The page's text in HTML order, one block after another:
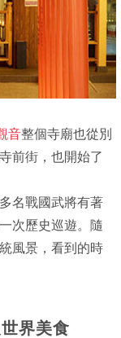
音整個寺廟也從別
前街，也開始了
名戰國武將有著
次歷史巡遊。隨
風景，看到的時
界美食